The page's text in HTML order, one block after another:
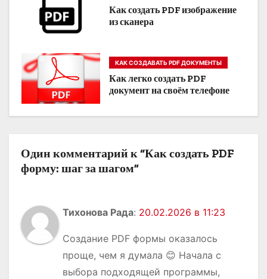
з
п
с
м
Как создать PDF изображение
из сканера
КАК СОЗДАВАТЬ PDF ДОКУМЕНТЫ
Как легко создать PDF
документ на своём телефоне
Один комментарий к “Как создать PDF
форму: шаг за шагом”
Тихонова Рада: 20.02.2026 в 11:23
Создание PDF формы оказалось
проще, чем я думала 😊 Начала с
выбора подходящей программы,